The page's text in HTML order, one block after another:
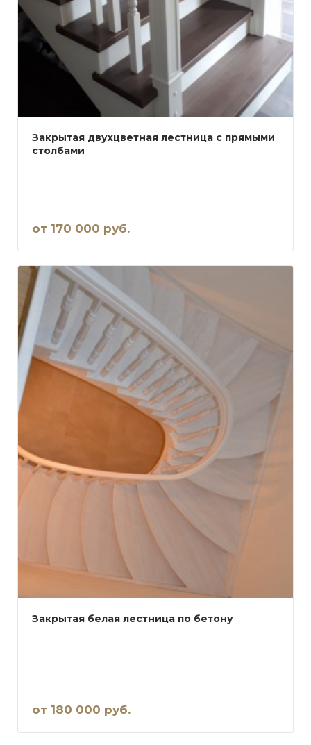
Закрытая двухцветная лестница с прямыми
столбами
от 170 000 руб.
Закрытая белая лестница по бетону
от 180 000 руб.